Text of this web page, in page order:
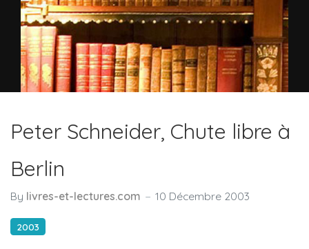
Peter Schneider, Chute libre à
Berlin
By livres-et-lectures.com 10 Décembre 2003
2003